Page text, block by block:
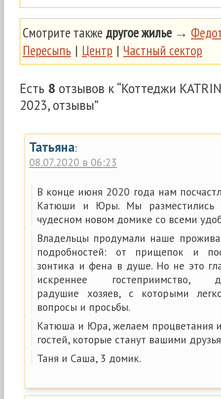
Смотрите также другое жилье→
Пересыпь | Центр | Частный сектор
Есть 8 отзывов к “Коттеджи
2023, отзывы”
Татьяна:
08.07.2020 в 06:23
В конце июня 2020 года нам
Катюши и Юры. Мы разместились
чудесном новом домике со всеми
Владельцы продумали наше
подробностей: от прищепок и
зонтика и фена в душе. Но не это
искреннее гостеприимство,
радушие хозяев, с которыми
вопросы и просьбы.
Катюша и Юра, желаем процветания
гостей, которые станут вашими
Таня и Саша, 3 домик.